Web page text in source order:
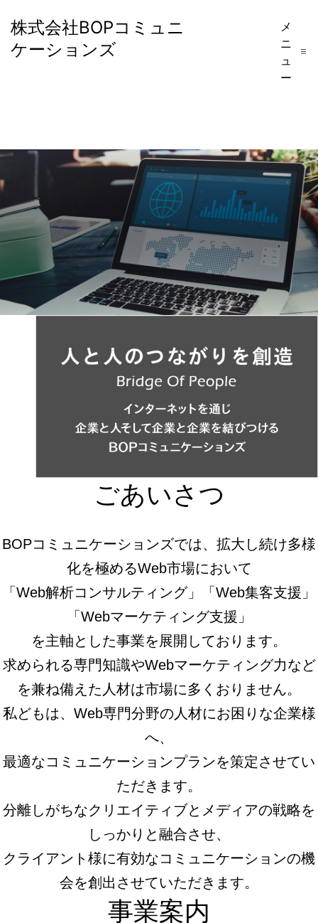
ン
ス
キ
ッ
プ
株式会社BOPコミュニ
ケーションズ
メ
ニ
ュ
ー
ごあいさつ
BOPコミュニケーションズでは、拡大し続け多様
化を極めるWeb市場において
「Web解析コンサルティング」「Web集客支援」
「Webマーケティング支援」
を主軸とした事業を展開しております。
求められる専門知識やWebマーケティング力など
を兼ね備えた人材は市場に多くおりません。
私どもは、Web専門分野の人材にお困りな企業様
へ、
最適なコミュニケーションプランを策定させてい
ただきます。
分離しがちなクリエイティブとメディアの戦略を
しっかりと融合させ、
クライアント様に有効なコミュニケーションの機
会を創出させていただきます。
事業案内